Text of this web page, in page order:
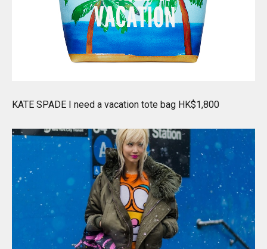
KATE SPADE I need a vacation tote bag HK$1,800